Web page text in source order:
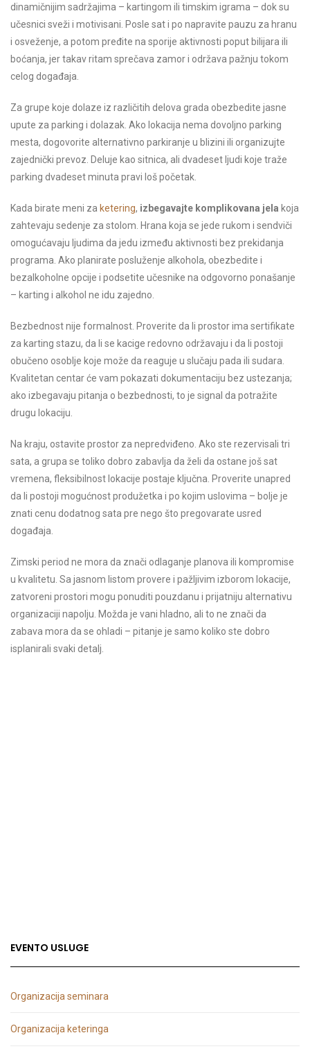
dinamičnijim sadržajima – kartingom ili timskim igrama – dok su
učesnici sveži i motivisani. Posle sat i po napravite pauzu za hranu
i osveženje, a potom pređite na sporije aktivnosti poput bilijara ili
boćanja, jer takav ritam sprečava zamor i održava pažnju tokom
celog događaja.
Za grupe koje dolaze iz različitih delova grada obezbedite jasne
upute za parking i dolazak. Ako lokacija nema dovoljno parking
mesta, dogovorite alternativno parkiranje u blizini ili organizujte
zajednički prevoz. Deluje kao sitnica, ali dvadeset ljudi koje traže
parking dvadeset minuta pravi loš početak.
Kada birate meni za ketering, izbegavajte komplikovana jela koja
zahtevaju sedenje za stolom. Hrana koja se jede rukom i sendviči
omogućavaju ljudima da jedu između aktivnosti bez prekidanja
programa. Ako planirate posluženje alkohola, obezbedite i
bezalkoholne opcije i podsetite učesnike na odgovorno ponašanje
– karting i alkohol ne idu zajedno.
Bezbednost nije formalnost. Proverite da li prostor ima sertifikate
za karting stazu, da li se kacige redovno održavaju i da li postoji
obučeno osoblje koje može da reaguje u slučaju pada ili sudara.
Kvalitetan centar će vam pokazati dokumentaciju bez ustezanja;
ako izbegavaju pitanja o bezbednosti, to je signal da potražite
drugu lokaciju.
Na kraju, ostavite prostor za nepredviđeno. Ako ste rezervisali tri
sata, a grupa se toliko dobro zabavlja da želi da ostane još sat
vremena, fleksibilnost lokacije postaje ključna. Proverite unapred
da li postoji mogućnost produžetka i po kojim uslovima – bolje je
znati cenu dodatnog sata pre nego što pregovarate usred
događaja.
Zimski period ne mora da znači odlaganje planova ili kompromise
u kvalitetu. Sa jasnom listom provere i pažljivim izborom lokacije,
zatvoreni prostori mogu ponuditi pouzdanu i prijatniju alternativu
organizaciji napolju. Možda je vani hladno, ali to ne znači da
zabava mora da se ohladi – pitanje je samo koliko ste dobro
isplanirali svaki detalj.
EVENTO USLUGE
Organizacija seminara
Organizacija keteringa